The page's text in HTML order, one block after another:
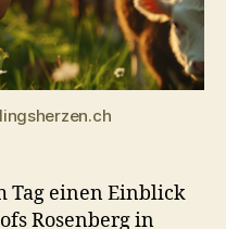
und
Tier
Tag einen Einblick
Rosenberg in